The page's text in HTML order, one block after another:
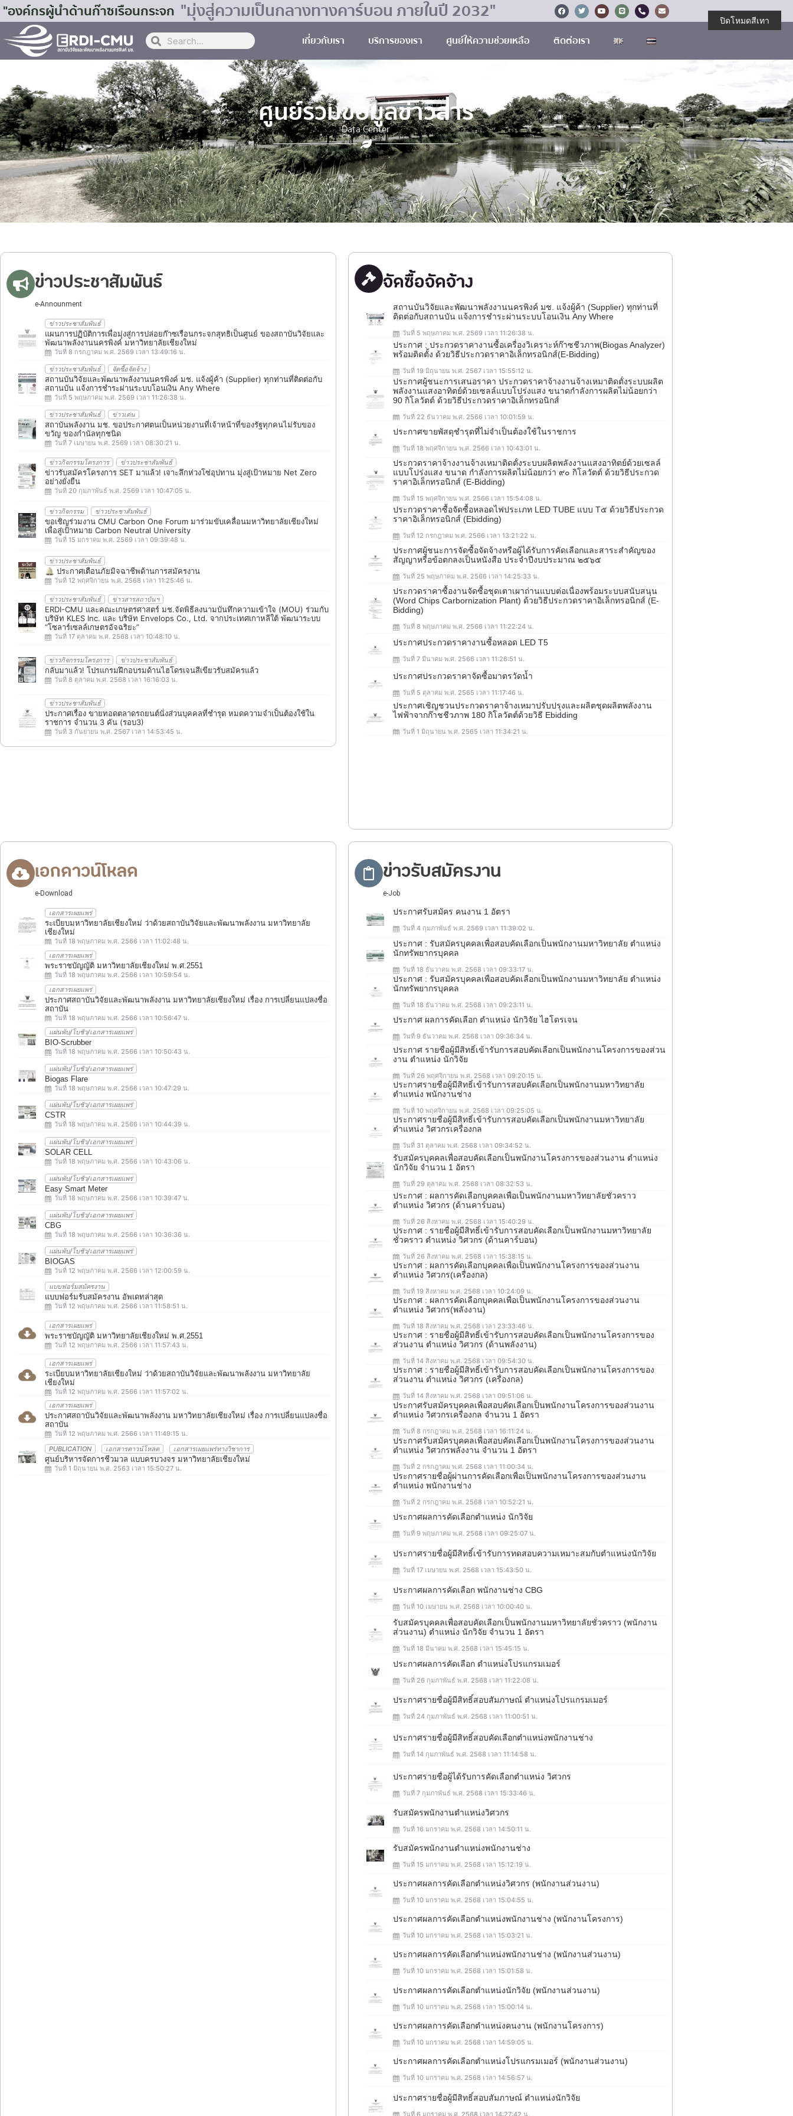
"องค์กรผู้นำด้านก๊าซเรือนกระจก "มุ่งสู่ความเป็นกลางทางคาร์บอน ภายในปี 2032"
เกี่ยวกับเรา บริการของเรา ศูนย์ให้ความช่วยเหลือ ติดต่อเรา
ศูนย์รวมข้อมูลข่าวสาร
Data Center
ข่าวประชาสัมพันธ์
e-Announment
ข่าวประชาสัมพันธ์
แผนการปฏิบัติการเพื่อมุ่งสู่การปล่อยก๊าซเรือนกระจกสุทธิเป็นศูนย์ ของสถาบันวิจัยและ
พัฒนาพลังงานนครพิงค์ มหาวิทยาลัยเชียงใหม่
วันที่ 8 กรกฎาคม พ.ศ. 2569 เวลา 13:49:16 น.
ข่าวประชาสัมพันธ์ จัดซื้อจัดจ้าง
สถานบันวิจัยและพัฒนาพลังงานนครพิงค์ มช. แจ้งผู้ค้า (Supplier) ทุกท่านที่ติดต่อกับ
สถานบัน แจ้งการชำระผ่านระบบโอนเงิน Any Where
วันที่ 5 พฤษภาคม พ.ศ. 2569 เวลา 11:26:38 น.
ข่าวประชาสัมพันธ์ ข่าวเด่น
สถาบันพลังงาน มช. ขอประกาศตนเป็นหน่วยงานที่เจ้าหน้าที่ของรัฐทุกคนไม่รับของ
ขวัญ ของกำนัลทุกชนิด
วันที่ 7 เมษายน พ.ศ. 2569 เวลา 08:30:21 น.
ข่าวกิจกรรมโครงการ ข่าวประชาสัมพันธ์
ข่าวรับสมัครโครงการ SET มาแล้ว! เจาะลึกห่วงโซ่อุปทาน มุ่งสู่เป้าหมาย Net Zero
อย่างยั่งยืน
วันที่ 20 กุมภาพันธ์ พ.ศ. 2569 เวลา 10:47:05 น.
ข่าวกิจกรรม ข่าวประชาสัมพันธ์
ขอเชิญร่วมงาน CMU Carbon One Forum มาร่วมขับเคลื่อนมหาวิทยาลัยเชียงใหม่
เพื่อสู่เป้าหมาย Carbon Neutral University
วันที่ 15 มกราคม พ.ศ. 2569 เวลา 09:39:48 น.
ข่าวประชาสัมพันธ์
🔔 ประกาศเตือนภัยมิจฉาชีพด้านการสมัครงาน
วันที่ 12 พฤศจิกายน พ.ศ. 2568 เวลา 11:25:46 น.
ข่าวประชาสัมพันธ์ ข่าวสารสถาบันฯ
ERDI-CMU และคณะเกษตรศาสตร์ มช.จัดพิธีลงนามบันทึกความเข้าใจ (MOU) ร่วมกับ
บริษัท KLES Inc. และ บริษัท Envelops Co., Ltd. จากประเทศเกาหลีใต้ พัฒนาระบบ
“โซลาร์เซลล์เกษตรอัจฉริยะ”
วันที่ 17 ตุลาคม พ.ศ. 2568 เวลา 10:48:10 น.
ข่าวกิจกรรมโครงการ ข่าวประชาสัมพันธ์
กลับมาแล้ว! โปรแกรมฝึกอบรมด้านไฮโดรเจนสีเขียวรับสมัครแล้ว
วันที่ 8 ตุลาคม พ.ศ. 2568 เวลา 16:16:03 น.
ข่าวประชาสัมพันธ์
ประกาศเรื่อง ขายทอดตลาดรถยนต์นั่งส่วนบุคคลที่ชำรุด หมดความจำเป็นต้องใช้ใน
ราชการ จำนวน 3 คัน (รอบ3)
วันที่ 3 กันยายน พ.ศ. 2567 เวลา 14:53:45 น.
จัดซื้อจัดจ้าง
สถานบันวิจัยและพัฒนาพลังงานนครพิงค์ มช. แจ้งผู้ค้า (Supplier) ทุกท่านที่
ติดต่อกับสถานบัน แจ้งการชำระผ่านระบบโอนเงิน Any Where
วันที่ 5 พฤษภาคม พ.ศ. 2569 เวลา 11:26:38 น.
ประกาศ : ประกวดราคางานซื้อเครื่องวิเคราะห์ก๊าซชีวภาพ(ฺBiogas Analyzer)
พร้อมติดตั้ง ด้วยวิธีประกวดราคาอิเล็กทรอนิกส์(e-Bidding)
วันที่ 19 มิถุนายน พ.ศ. 2567 เวลา 15:55:12 น.
ประกาศผู้ชนะการเสนอราคา ประกวดราคาจ้างงานจ้างเหมาติดตั้งระบบผลิต
พลังงานแสงอาทิตย์ด้วยเซลล์แบบโปร่งแสง ขนาดกำลังการผลิตไม่น้อยกว่า
90 กิโลวัตต์ ด้วยวิธีประกวดราคาอิเล็กทรอนิกส์
วันที่ 22 ธันวาคม พ.ศ. 2566 เวลา 10:01:59 น.
ประกาศขายพัสดุชำรุดที่ไม่จำเป็นต้องใช้ในราชการ
วันที่ 18 พฤศจิกายน พ.ศ. 2566 เวลา 10:43:01 น.
ประกวดราคาจ้างงานจ้างเหมาติดตั้งระบบผลิตพลังงานแสงอาทิตย์ด้วยเซลล์
แบบโปร่งแสง ขนาด กำลังการผลิตไม่น้อยกว่า ๙๐ กิโลวัตต์ ด้วยวิธีประกวด
ราคาอิเล็กทรอนิกส์ (e-Bidding)
วันที่ 15 พฤศจิกายน พ.ศ. 2566 เวลา 15:54:08 น.
ประกวดราคาซื้อจัดซื้อหลอดไฟประเภท LED TUBE แบบ T๕ ด้วยวิธีประกวด
ราคาอิเล็กทรอนิกส์ (ebidding)
วันที่ 12 กรกฎาคม พ.ศ. 2566 เวลา 13:21:22 น.
ประกาศผู้ชนะการจัดซื้อจัดจ้างหรือผู้ได้รับการคัดเลือกและสาระสำคัญของ
สัญญาหรือข้อตกลงเป็นหนังสือ ประจำปีงบประมาณ ๒๕๖๕
วันที่ 25 พฤษภาคม พ.ศ. 2566 เวลา 14:25:33 น.
ประกวดราคาซื้องานจัดซื้อชุดเตาเผาถ่านแบบต่อเนื่องพร้อมระบบสนับสนุน
(Word Chips Carbornization Plant) ด้วยวิธีประกวดราคาอิเล็กทรอนิกส์ (e-
Bidding)
วันที่ 8 พฤษภาคม พ.ศ. 2566 เวลา 11:22:24 น.
ประกาศประกวดราคางานซื้อหลอด LED T5
วันที่ 7 มีนาคม พ.ศ. 2566 เวลา 11:26:51 น.
ประกาศประกวดราคาจัดซื้อมาตรวัดน้ำ
วันที่ 5 ตุลาคม พ.ศ. 2565 เวลา 11:17:46 น.
ประกาศเชิญชวนประกวดราคาจ้างเหมาปรับปรุงและผลิตชุดผลิตพลังงาน
ไฟฟ้าจากก๊าชชีวภาพ 180 กิโลวัตต์ด้วยวิธี Ebidding
วันที่ 1 มิถุนายน พ.ศ. 2565 เวลา 11:34:21 น.
เอกดาวน์โหลด
e-Download
เอกสารเผยแพร่
ระเบียบมหาวิทยาลัยเชียงใหม่ ว่าด้วยสถาบันวิจัยและพัฒนาพลังงาน มหาวิทยาลัย
เชียงใหม่
วันที่ 18 พฤษภาคม พ.ศ. 2566 เวลา 11:02:48 น.
เอกสารเผยแพร่
พระราชบัญญัติ มหาวิทยาลัยเชียงใหม่ พ.ศ.2551
วันที่ 18 พฤษภาคม พ.ศ. 2566 เวลา 10:59:54 น.
เอกสารเผยแพร่
ประกาศสถาบันวิจัยและพัฒนาพลังงาน มหาวิทยาลัยเชียงใหม่ เรื่อง การเปลี่ยนแปลงชื่อ
สถาบัน
วันที่ 18 พฤษภาคม พ.ศ. 2566 เวลา 10:56:47 น.
แผ่นพับ/โบชัว/เอกสารเผยแพร่
BIO-Scrubber
วันที่ 18 พฤษภาคม พ.ศ. 2566 เวลา 10:50:43 น.
แผ่นพับ/โบชัว/เอกสารเผยแพร่
Biogas Flare
วันที่ 18 พฤษภาคม พ.ศ. 2566 เวลา 10:47:29 น.
แผ่นพับ/โบชัว/เอกสารเผยแพร่
CSTR
วันที่ 18 พฤษภาคม พ.ศ. 2566 เวลา 10:44:39 น.
แผ่นพับ/โบชัว/เอกสารเผยแพร่
SOLAR CELL
วันที่ 18 พฤษภาคม พ.ศ. 2566 เวลา 10:43:06 น.
แผ่นพับ/โบชัว/เอกสารเผยแพร่
Easy Smart Meter
วันที่ 18 พฤษภาคม พ.ศ. 2566 เวลา 10:39:47 น.
แผ่นพับ/โบชัว/เอกสารเผยแพร่
CBG
วันที่ 18 พฤษภาคม พ.ศ. 2566 เวลา 10:36:36 น.
แผ่นพับ/โบชัว/เอกสารเผยแพร่
BIOGAS
วันที่ 12 พฤษภาคม พ.ศ. 2566 เวลา 12:00:59 น.
แบบฟอร์มสมัครงาน
แบบฟอร์มรับสมัครงาน อัพเดทล่าสุด
วันที่ 12 พฤษภาคม พ.ศ. 2566 เวลา 11:58:51 น.
เอกสารเผยแพร่
พระราชบัญญัติ มหาวิทยาลัยเชียงใหม่ พ.ศ.2551
วันที่ 12 พฤษภาคม พ.ศ. 2566 เวลา 11:57:43 น.
เอกสารเผยแพร่
ระเบียบมหาวิทยาลัยเชียงใหม่ ว่าด้วยสถาบันวิจัยและพัฒนาพลังงาน มหาวิทยาลัย
เชียงใหม่
วันที่ 12 พฤษภาคม พ.ศ. 2566 เวลา 11:57:02 น.
เอกสารเผยแพร่
ประกาศสถาบันวิจัยและพัฒนาพลังงาน มหาวิทยาลัยเชียงใหม่ เรื่อง การเปลี่ยนแปลงชื่อ
สถาบัน
วันที่ 12 พฤษภาคม พ.ศ. 2566 เวลา 11:49:15 น.
PUBLICATION
เอกสารดาวน์โหลด เอกสารเผยแพร่ทางวิชาการ
ศูนย์บริหารจัดการชีวมวล แบบครบวงจร มหาวิทยาลัยเชียงใหม่
วันที่ 1 มิถุนายน พ.ศ. 2563 เวลา 15:50:27 น.
ข่าวรับสมัครงาน
e-Job
ประกาศรับสมัคร คนงาน 1 อัตรา
วันที่ 4 กุมภาพันธ์ พ.ศ. 2569 เวลา 11:39:02 น.
ประกาศ : รับสมัครบุคคลเพื่อสอบคัดเลือกเป็นพนักงานมหาวิทยาลัย ตำแหน่ง
นักทรัพยากรบุคคล
วันที่ 18 ธันวาคม พ.ศ. 2568 เวลา 09:33:17 น.
ประกาศ : รับสมัครบุคคลเพื่อสอบคัดเลือกเป็นพนักงานมหาวิทยาลัย ตำแหน่ง
นักทรัพยากรบุคคล
วันที่ 18 ธันวาคม พ.ศ. 2568 เวลา 09:23:11 น.
ประกาศ ผลการคัดเลือก ตำแหน่ง นักวิจัย ไฮโดรเจน
วันที่ 9 ธันวาคม พ.ศ. 2568 เวลา 09:36:34 น.
ประกาศ รายชื่อผู้มีสิทธิ์เข้ารับการสอบคัดเลือกเป็นพนักงานโครงการของส่วน
งาน ตำแหน่ง นักวิจัย
วันที่ 26 พฤศจิกายน พ.ศ. 2568 เวลา 09:20:15 น.
ประกาศรายชื่อผู้มีสิทธิ์เข้ารับการสอบคัดเลือกเป็นพนักงานมหาวิทยาลัย
ตำแหน่ง พนักงานช่าง
วันที่ 10 พฤศจิกายน พ.ศ. 2568 เวลา 09:25:05 น.
ประกาศรายชื่อผู้มีสิทธิ์เข้ารับการสอบคัดเลือกเป็นพนักงานมหาวิทยาลัย
ตำแหน่ง วิศวกรเครื่องกล
วันที่ 31 ตุลาคม พ.ศ. 2568 เวลา 09:34:52 น.
รับสมัครบุคคลเพื่อสอบคัดเลือกเป็นพนักงานโครงการของส่วนงาน ตำแหน่ง
นักวิจัย จำนวน 1 อัตรา
วันที่ 29 ตุลาคม พ.ศ. 2568 เวลา 08:32:53 น.
ประกาศ : ผลการคัดเลือกบุคคลเพื่อเป็นพนักงานมหาวิทยาลัยชั่วคราว
ตำแหน่ง วิศวกร (ด้านคาร์บอน)
วันที่ 26 สิงหาคม พ.ศ. 2568 เวลา 15:40:29 น.
ประกาศ : รายชื่อผู้มีสิทธิ์เข้ารับการสอบคัดเลือกเป็นพนักงานมหาวิทยาลัย
ชั่วคราว ตำแหน่ง วิศวกร (ด้านคาร์บอน)
วันที่ 26 สิงหาคม พ.ศ. 2568 เวลา 15:38:15 น.
ประกาศ : ผลการคัดเลือกบุคคลเพื่อเป็นพนักงานโครงการของส่วนงาน
ตำแหน่ง วิศวกร(เครื่องกล)
วันที่ 19 สิงหาคม พ.ศ. 2568 เวลา 10:24:09 น.
ประกาศ : ผลการคัดเลือกบุคคลเพื่อเป็นพนักงานโครงการของส่วนงาน
ตำแหน่ง วิศวกร(พลังงาน)
วันที่ 18 สิงหาคม พ.ศ. 2568 เวลา 23:33:46 น.
ประกาศ : รายชื่อผู้มีสิทธิ์เข้ารับการสอบคัดเลือกเป็นพนักงานโครงการของ
ส่วนงาน ตำแหน่ง วิศวกร (ด้านพลังงาน)
วันที่ 14 สิงหาคม พ.ศ. 2568 เวลา 09:54:30 น.
ประกาศ : รายชื่อผู้มีสิทธิ์เข้ารับการสอบคัดเลือกเป็นพนักงานโครงการของ
ส่วนงาน ตำแหน่ง วิศวกร (เครื่องกล)
วันที่ 14 สิงหาคม พ.ศ. 2568 เวลา 09:51:06 น.
ประกาศรับสมัครบุคคลเพื่อสอบคัดเลือกเป็นพนักงานโครงการของส่วนงาน
ตำแหน่ง วิศวกรเครื่องกล จำนวน 1 อัตรา
วันที่ 8 กรกฎาคม พ.ศ. 2568 เวลา 16:11:24 น.
ประกาศรับสมัครบุคคลเพื่อสอบคัดเลือกเป็นพนักงานโครงการของส่วนงาน
ตำแหน่ง วิศวกรพลังงาน จำนวน 1 อัตรา
วันที่ 2 กรกฎาคม พ.ศ. 2568 เวลา 11:00:34 น.
ประกาศรายชื่อผู้ผ่านการคัดเลือกเพื่อเป็นพนักงานโครงการของส่วนงาน
ตำแหน่ง พนักงานช่าง
วันที่ 2 กรกฎาคม พ.ศ. 2568 เวลา 10:52:21 น.
ประกาศผลการคัดเลือกตำแหน่ง นักวิจัย
วันที่ 9 พฤษภาคม พ.ศ. 2568 เวลา 09:25:07 น.
ประกาศรายชื่อผู้มีสิทธิ์เข้ารับการทดสอบความเหมาะสมกับตำแหน่งนักวิจัย
วันที่ 17 เมษายน พ.ศ. 2568 เวลา 15:43:50 น.
ประกาศผลการคัดเลือก พนักงานช่าง CBG
วันที่ 10 เมษายน พ.ศ. 2568 เวลา 10:00:40 น.
รับสมัครบุคคลเพื่อสอบคัดเลือกเป็นพนักงานมหาวิทยาลัยชั่วคราว (พนักงาน
ส่วนงาน) ตำแหน่ง นักวิจัย จำนวน 1 อัตรา
วันที่ 18 มีนาคม พ.ศ. 2568 เวลา 15:45:15 น.
ประกาศผลการคัดเลือก ตำแหน่งโปรแกรมเมอร์
วันที่ 26 กุมภาพันธ์ พ.ศ. 2568 เวลา 11:22:08 น.
ประกาศรายชื่อผู้มีสิทธิ์สอบสัมภาษณ์ ตำแหน่งโปรแกรมเมอร์
วันที่ 24 กุมภาพันธ์ พ.ศ. 2568 เวลา 11:00:51 น.
ประกาศรายชื่อผู้มีสิทธิ์สอบคัดเลือกตำแหน่งพนักงานช่าง
วันที่ 14 กุมภาพันธ์ พ.ศ. 2568 เวลา 11:14:58 น.
ประกาศรายชื่อผู้ได้รับการคัดเลือกตำแหน่ง วิศวกร
วันที่ 7 กุมภาพันธ์ พ.ศ. 2568 เวลา 15:33:46 น.
รับสมัครพนักงานตำแหน่งวิศวกร
วันที่ 16 มกราคม พ.ศ. 2568 เวลา 14:50:11 น.
รับสมัครพนักงานตำแหน่งพนักงานช่าง
วันที่ 15 มกราคม พ.ศ. 2568 เวลา 15:12:19 น.
ประกาศผลการคัดเลือกตำแหน่งวิศวกร (พนักงานส่วนงาน)
วันที่ 10 มกราคม พ.ศ. 2568 เวลา 15:04:55 น.
ประกาศผลการคัดเลือกตำแหน่งพนักงานช่าง (พนักงานโครงการ)
วันที่ 10 มกราคม พ.ศ. 2568 เวลา 15:03:21 น.
ประกาศผลการคัดเลือกตำแหน่งพนักงานช่าง (พนักงานส่วนงาน)
วันที่ 10 มกราคม พ.ศ. 2568 เวลา 15:01:58 น.
ประกาศผลการคัดเลือกตำแหน่งนักวิจัย (พนักงานส่วนงาน)
วันที่ 10 มกราคม พ.ศ. 2568 เวลา 15:00:14 น.
ประกาศผลการคัดเลือกตำแหน่งคนงาน (พนักงานโครงการ)
วันที่ 10 มกราคม พ.ศ. 2568 เวลา 14:59:05 น.
ประกาศผลการคัดเลือกตำแหน่งโปรแกรมเมอร์ (พนักงานส่วนงาน)
วันที่ 10 มกราคม พ.ศ. 2568 เวลา 14:56:57 น.
ประกาศรายชื่อผู้มีสิทธิ์สอบสัมภาษณ์ ตำแหน่งนักวิจัย
ปิดโหมดสีเทา